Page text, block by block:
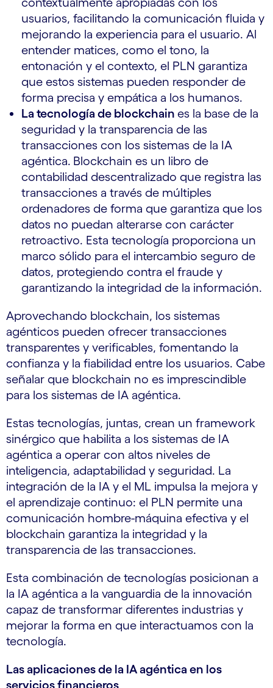
usuarios, facilitando la comunicación fluida y
mejorando la experiencia para el usuario. Al
entender matices, como el tono, la
entonación y el contexto, el PLN garantiza
que estos sistemas pueden responder de
forma precisa y empática a los humanos.
La tecnología de blockchain es la base de la
seguridad y la transparencia de las
transacciones con los sistemas de la IA
agéntica. Blockchain es un libro de
contabilidad descentralizado que registra las
transacciones a través de múltiples
ordenadores de forma que garantiza que los
datos no puedan alterarse con carácter
retroactivo. Esta tecnología proporciona un
marco sólido para el intercambio seguro de
datos, protegiendo contra el fraude y
garantizando la integridad de la información.
Aprovechando blockchain, los sistemas
agénticos pueden ofrecer transacciones
transparentes y verificables, fomentando la
confianza y la fiabilidad entre los usuarios. Cabe
señalar que blockchain no es imprescindible
para los sistemas de IA agéntica.
Estas tecnologías, juntas, crean un framework
sinérgico que habilita a los sistemas de IA
agéntica a operar con altos niveles de
inteligencia, adaptabilidad y seguridad. La
integración de la IA y el ML impulsa la mejora y
el aprendizaje continuo: el PLN permite una
comunicación hombre-máquina efectiva y el
blockchain garantiza la integridad y la
transparencia de las transacciones.
Esta combinación de tecnologías posicionan a
la IA agéntica a la vanguardia de la innovación
capaz de transformar diferentes industrias y
mejorar la forma en que interactuamos con la
tecnología.
Las aplicaciones de la IA agéntica en los
servicios financieros